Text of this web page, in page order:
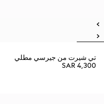
تي شيرت من جيرسي مطلي
SAR 4,300